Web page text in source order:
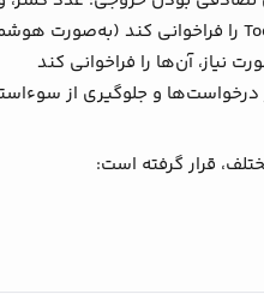
و جلوگیری از
قرار گرفته است: